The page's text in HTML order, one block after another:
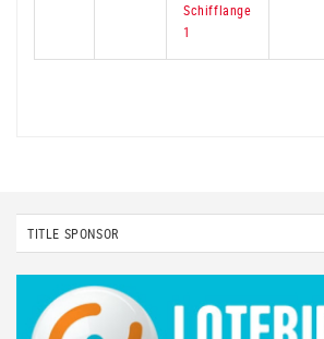
Schifflange
1
TITLE SPONSOR